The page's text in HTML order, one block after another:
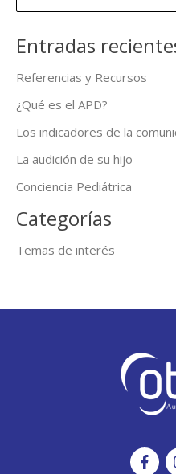
Entradas
Referencias y Recursos
¿Qué es el APD?
Los indicadores de la
La audición de su hijo
Conciencia Pediátrica
Categorías
Temas de interés